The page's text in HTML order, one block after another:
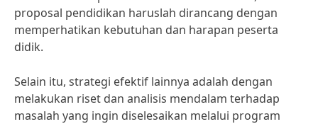
proposal pendidikan haruslah dirancang dengan
memperhatikan kebutuhan dan harapan peserta
didik.
Selain itu, strategi efektif lainnya adalah dengan
melakukan riset dan analisis mendalam terhadap
masalah yang ingin diselesaikan melalui program